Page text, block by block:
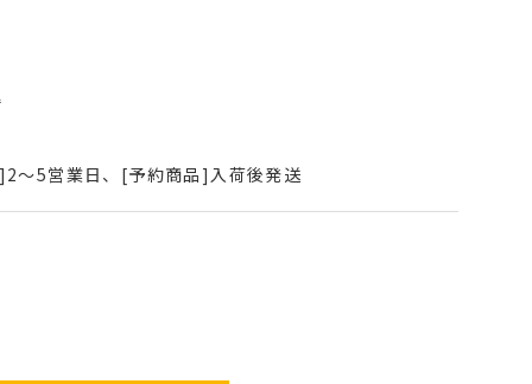
～5営業日、[予約商品]入荷後発送